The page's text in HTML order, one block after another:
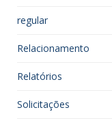
regular
Relacionamento
Relatórios
Solicitações